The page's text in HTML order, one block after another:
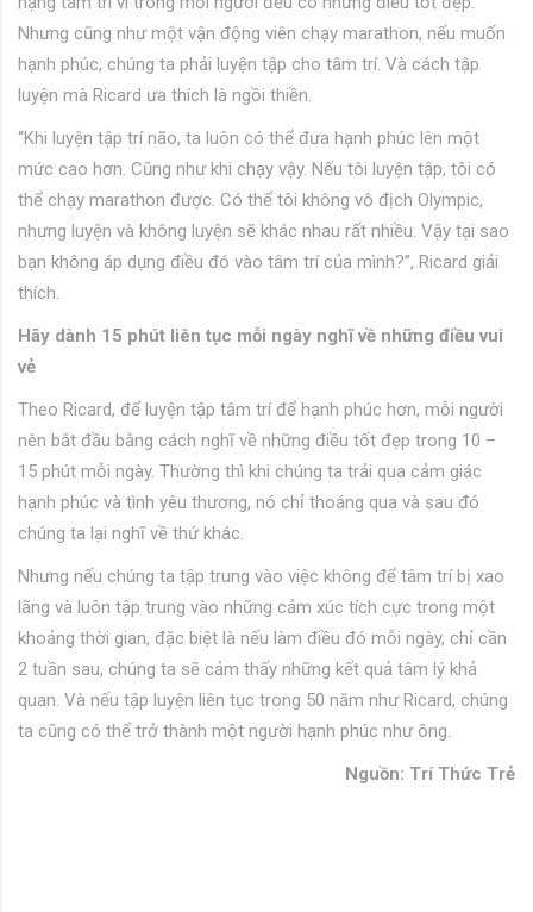
Nhưng cũng như một vận động viên chạy marathon, nếu muốn
hạnh phúc, chúng ta phải luyện tập cho tâm trí. Và cách tập
luyện mà Ricard ưa thích là ngồi thiền.
“Khi luyện tập trí não, ta luôn có thể đưa hạnh phúc lên một
mức cao hơn. Cũng như khi chạy vậy. Nếu tôi luyện tập, tôi có
thể chạy marathon được. Có thể tôi không vô địch Olympic,
nhưng luyện và không luyện sẽ khác nhau rất nhiều. Vậy tại sao
bạn không áp dụng điều đó vào tâm trí của mình?”, Ricard giải
thích.
Hãy dành 15 phút liên tục mỗi ngày nghĩ về những điều vui
vẻ
Theo Ricard, để luyện tập tâm trí để hạnh phúc hơn, mỗi người
nên bắt đầu bằng cách nghĩ về những điều tốt đẹp trong 10 –
15 phút mỗi ngày. Thường thì khi chúng ta trải qua cảm giác
hạnh phúc và tình yêu thương, nó chỉ thoáng qua và sau đó
chúng ta lại nghĩ về thứ khác.
Nhưng nếu chúng ta tập trung vào việc không để tâm trí bị xao
lãng và luôn tập trung vào những cảm xúc tích cực trong một
khoảng thời gian, đặc biệt là nếu làm điều đó mỗi ngày, chỉ cần
2 tuần sau, chúng ta sẽ cảm thấy những kết quả tâm lý khả
quan. Và nếu tập luyện liên tục trong 50 năm như Ricard, chúng
ta cũng có thể trở thành một người hạnh phúc như ông.
Nguồn: Trí Thức Trẻ